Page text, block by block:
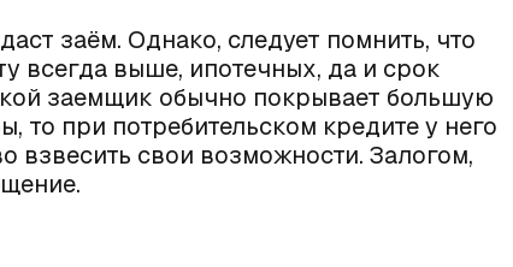
заём. Однако, следует помнить, что
всегда выше, ипотечных, да и срок
заемщик обычно покрывает большую
то при потребительском кредите у него
взвесить свои возможности. Залогом,